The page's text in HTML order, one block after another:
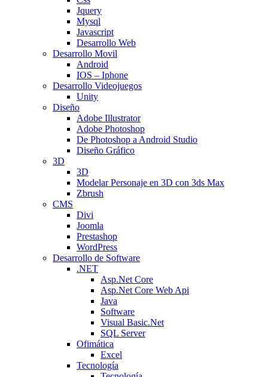
Jquery
Mysql
Javascript
Desarrollo Web
Desarrollo Movil
Android
IOS – Iphone
Desarrollo Videojuegos
Unity
Diseño
Adobe Illustrator
Adobe Photoshop
De Photoshop a Android Studio
Diseño Gráfico
3D
3D
Modelar Personaje en 3D con 3ds Max
Zbrush
CMS
Divi
Joomla
Prestashop
WordPress
Desarrollo de Software
.NET
Asp.Net Core
Asp.Net Core Web Api
Java
Software
Visual Basic.Net
SQL Server
Ofimática
Excel
Tecnología